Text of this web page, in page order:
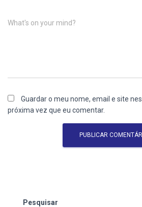
What's on your mind?
Guardar o meu nome, email e site
próxima vez que eu comentar.
Pesquisar